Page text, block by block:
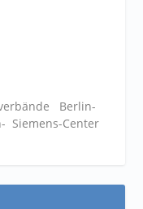
Berlin-
Siemens-Center